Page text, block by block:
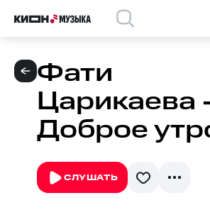
Фати
Царикаева
Доброе
СЛУШАТЬ